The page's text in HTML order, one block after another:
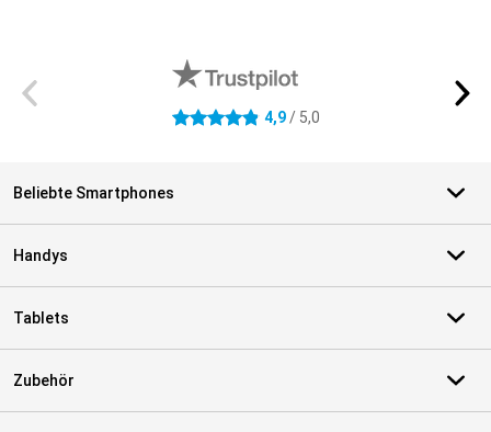
4.9 Sterne 4,9/ 5,0
Beliebte Smartphones
Handys
Tablets
Zubehör